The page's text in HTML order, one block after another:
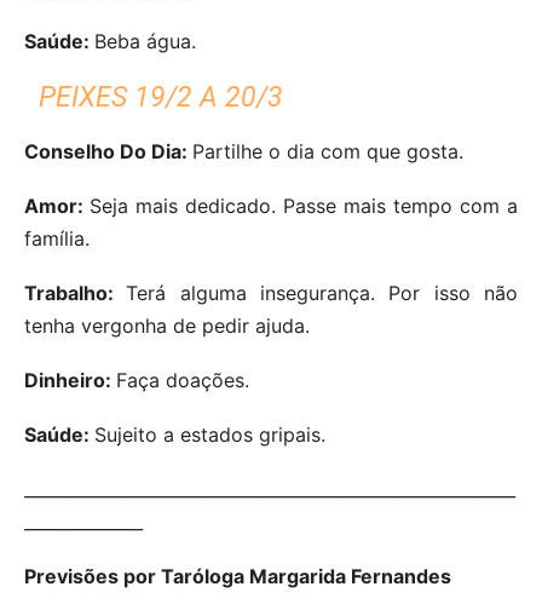
Saúde: Beba água.
PEIXES 19/2 A 20/3
Conselho Do Dia: Partilhe o dia com que gosta.
Amor: Seja mais dedicado. Passe mais tempo com a
família.
Trabalho:Terá alguma insegurança. Por isso não
tenha vergonha de pedir ajuda.
Dinheiro: Faça doações.
Saúde: Sujeito a estados gripais.
Previsões por Taróloga Margarida Fernandes